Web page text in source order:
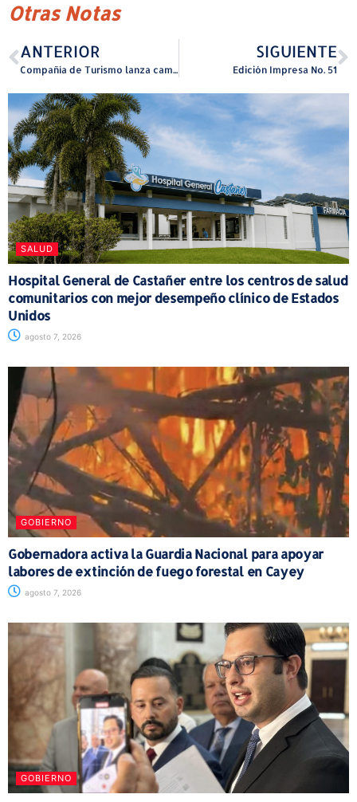
Otras Notas
ANTERIOR
Compañía de Turismo lanza campaña “The Sounds of Puerto Rico”
SIGUIENTE
Edición Impresa No. 51
SALUD
Hospital General de Castañer entre los centros de salud
comunitarios con mejor desempeño clínico de Estados
Unidos
agosto 7, 2026
GOBIERNO
Gobernadora activa la Guardia Nacional para apoyar
labores de extinción de fuego forestal en Cayey
agosto 7, 2026
GOBIERNO